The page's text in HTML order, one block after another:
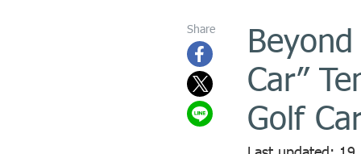
Share
Car”
Golf